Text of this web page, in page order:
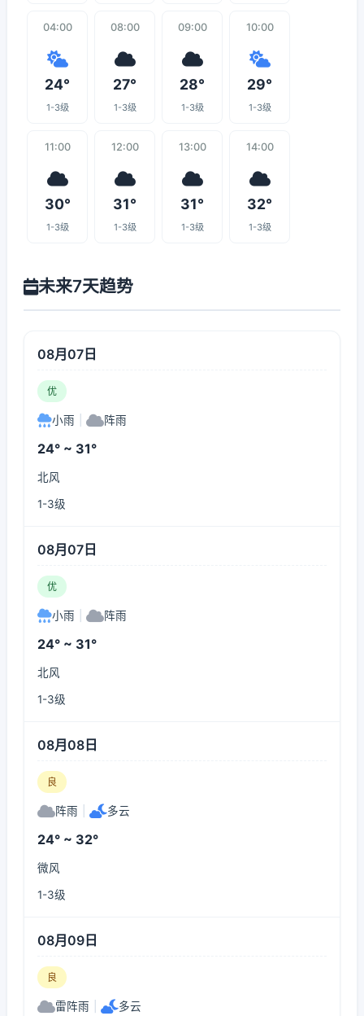
04:00
24°
1-3级
08:00
27°
1-3级
09:00
28°
1-3级
10:00
29°
1-3级
11:00
30°
1-3级
12:00
31°
1-3级
13:00
31°
1-3级
14:00
32°
1-3级
未来7天趋势
08月07日
优
小雨 阵雨
24° ~ 31°
北风
1-3级
08月07日
优
小雨 阵雨
24° ~ 31°
北风
1-3级
08月08日
良
阵雨 多云
24° ~ 32°
微风
1-3级
08月09日
良
雷阵雨 多云